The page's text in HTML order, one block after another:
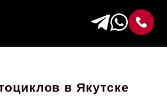
в Якутске